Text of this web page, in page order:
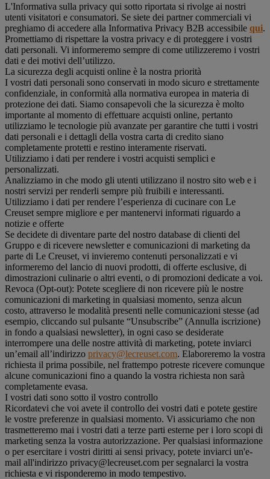
L'Informativa sulla privacy qui sotto riportata si rivolge ai nostri
utenti visitatori e consumatori. Se siete dei partner commerciali vi
preghiamo di accedere alla Informativa Privacy B2B accessibile qui.
Promettiamo di rispettare la vostra privacy e di proteggere i vostri
dati personali. Vi informeremo sempre di come utilizzeremo i vostri
dati e dei motivi dell’utilizzo.
La sicurezza degli acquisti online è la nostra priorità
I vostri dati personali sono conservati in modo sicuro e strettamente
confidenziale, in conformità alla normativa europea in materia di
protezione dei dati. Siamo consapevoli che la sicurezza è molto
importante al momento di effettuare acquisti online, pertanto
utilizziamo le tecnologie più avanzate per garantire che tutti i vostri
dati personali e i dettagli della vostra carta di credito siano
completamente protetti e restino interamente riservati.
Utilizziamo i dati per rendere i vostri acquisti semplici e
personalizzati.
Analizziamo in che modo gli utenti utilizzano il nostro sito web e i
nostri servizi per renderli sempre più fruibili e interessanti.
Utilizziamo i dati per rendere l’esperienza di cucinare con Le
Creuset sempre migliore e per mantenervi informati riguardo a
notizie e offerte
Se decidete di diventare parte del nostro database di clienti del
Gruppo e di ricevere newsletter e comunicazioni di marketing da
parte di Le Creuset, vi invieremo contenuti personalizzati e vi
informeremo del lancio di nuovi prodotti, di offerte esclusive, di
dimostrazioni culinarie o altri eventi, o di promozioni dedicate a voi.
Revoca (Opt-out): Potete scegliere di non ricevere più le nostre
comunicazioni di marketing in qualsiasi momento, senza alcun
costo, attraverso le modalità presenti nelle comunicazioni stesse (ad
esempio, cliccando sul pulsante “Unsubscribe” (Annulla iscrizione)
in fondo a qualsiasi newsletter), in ogni caso se desiderate
interrompere una delle nostre attività di marketing, potete inviarci
un’email all’indirizzo privacy@lecreuset.com. Elaboreremo la vostra
richiesta il prima possibile, nel frattempo potreste ricevere comunque
alcune comunicazioni fino a quando la vostra richiesta non sarà
completamente evasa.
I vostri dati sono sotto il vostro controllo
Ricordatevi che voi avete il controllo dei vostri dati e potete gestire
le vostre preferenze in qualsiasi momento. Vi assicuriamo che non
trasmetteremo mai i vostri dati a terze parti esterne per i loro scopi di
marketing senza la vostra autorizzazione. Per qualsiasi informazione
o per esercitare i vostri diritti ai sensi privacy, potete inviarci un'e-
mail all'indirizzo privacy@lecreuset.com per segnalarci la vostra
richiesta e vi risponderemo in modo tempestivo.